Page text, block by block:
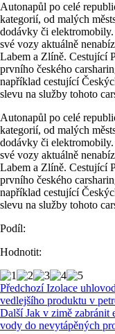
Autonapůl po celé
kategorií, od malých
dodávky či
své vozy aktuálně
Labem a Zlíně. Cestující
prvního českého
například cestující
slevu na služby tohoto
Autonapůl po celé
kategorií, od malých
dodávky či
své vozy aktuálně
Labem a Zlíně. Cestující
prvního českého
například cestující
slevu na služby tohoto
Podíl:
Hodnotit:
Předchozí Izolace
vedlejšího produktu v
Další Jak v zimě zabránit
vody do nevytápěných